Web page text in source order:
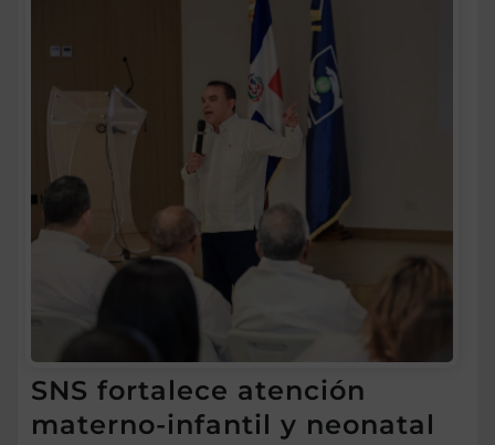
SNS fortalece atención
materno-infantil y neonatal